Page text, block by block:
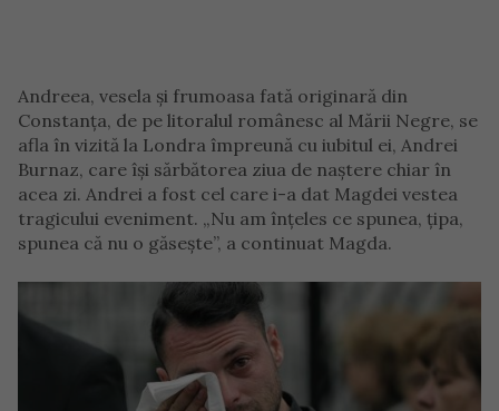
Andreea, vesela și frumoasa fată originară din
Constanța, de pe litoralul românesc al Mării Negre, se
afla în vizită la Londra împreună cu iubitul ei, Andrei
Burnaz, care își sărbătorea ziua de naștere chiar în
acea zi. Andrei a fost cel care i-a dat Magdei vestea
tragicului eveniment. „Nu am înțeles ce spunea, țipa,
spunea că nu o găsește”, a continuat Magda.